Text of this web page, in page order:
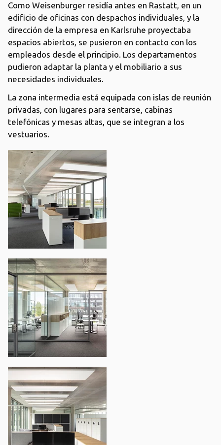
Como Weisenburger residía antes en Rastatt, en un
edificio de oficinas con despachos individuales, y la
dirección de la empresa en Karlsruhe proyectaba
espacios abiertos, se pusieron en contacto con los
empleados desde el principio. Los departamentos
pudieron adaptar la planta y el mobiliario a sus
necesidades individuales.
La zona intermedia está equipada con islas de reunión
privadas, con lugares para sentarse, cabinas
telefónicas y mesas altas, que se integran a los
vestuarios.